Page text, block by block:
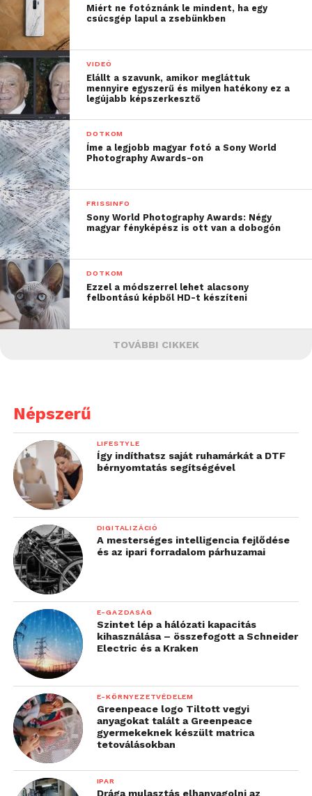
Miért ne fotóznánk le mindent, ha egy
csúcsgép lapul a zsebünkben
VIDEÓ
Elállt a szavunk, amikor megláttuk
mennyire egyszerű és milyen hatékony ez a
legújabb képszerkesztő
DOTKOM
Íme a legjobb magyar fotó a Sony World
Photography Awards-on
FRISSINFO
Sony World Photography Awards: Négy
magyar fényképész is ott van a dobogón
DOTKOM
Ezzel a módszerrel lehet alacsony
felbontású képből HD-t készíteni
TOVÁBBI CIKKEK
Népszerű
LIFESTYLE
Így indíthatsz saját ruhamárkát a DTF
bérnyomtatás segítségével
DIGITALIZÁCIÓ
A mesterséges intelligencia fejlődése
és az ipari forradalom párhuzamai
E-GAZDASÁG
Szintet lép a hálózati kapacitás
kihasználása – összefogott a Schneider
Electric és a Kraken
E-KÖRNYEZETVÉDELEM
Greenpeace logo Tiltott vegyi
anyagokat talált a Greenpeace
gyermekeknek készült matrica
tetoválásokban
IPAR
Drága mulasztás elhanyagolni az